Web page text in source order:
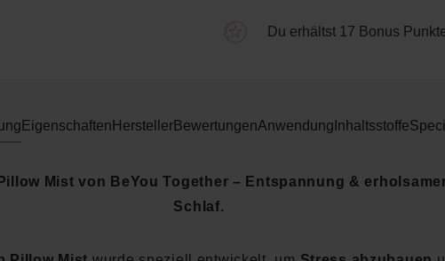
Du erhältst 17 Bonus
Eigenschaften HerstellerBewertungenAnwendung Inhaltsstoffe
Mist von BeYou Together – Entspannung &
Schlaf.